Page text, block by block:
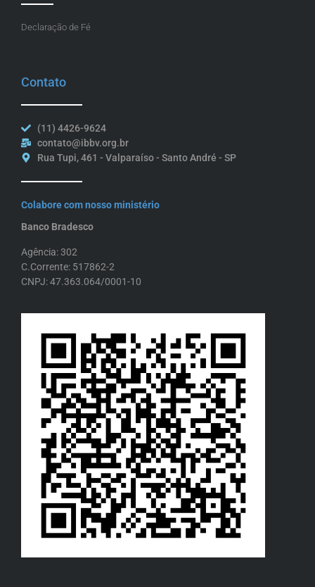
Declaração de Fé
Contato
(11) 4426-9624
contato@ibbv.org.br
Rua Tupi, 461 - Valparaíso - Santo André - SP
Colabore com nosso ministério
Banco Bradesco
Agência: 302
C.Corrente: 517862-2
CNPJ: 47.363.064/0001-10